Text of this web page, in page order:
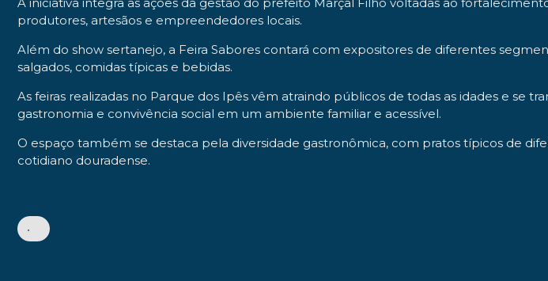
produtores, artesãos e empreendedores locais.
Além do show sertanejo, a Feira Sabores contará com expositores de diferentes
salgados, comidas típicas e bebidas.
As feiras realizadas no Parque dos Ipês vêm atraindo públicos de todas as idades e
gastronomia e convivência social em um ambiente familiar e acessível.
O espaço também se destaca pela diversidade gastronômica, com pratos típicos de
cotidiano douradense.
•